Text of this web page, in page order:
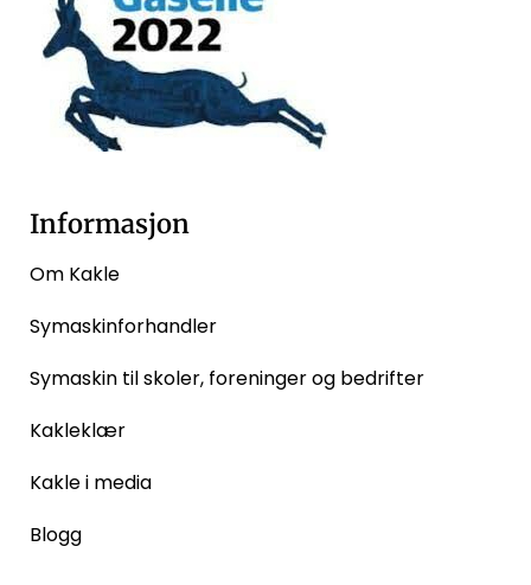
Informasjon
Om Kakle
Symaskinforhandler
Symaskin til skoler, foreninger og bedrifter
Kakleklær
Kakle i media
Blogg